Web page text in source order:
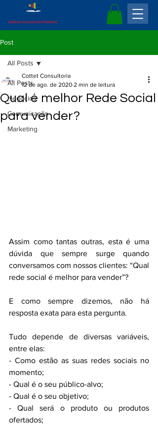
Post
All Posts
Negócios
Comunicação
Marketing
All Posts
Qual é melhor Rede Social
para vender?
Cottet Consultoria
12 de ago. de 2020 2 min de leitura
Assim como tantas outras, esta é uma
dúvida que sempre surge quando
conversamos com nossos clientes: “Qual
rede social é melhor para vender”?
E como sempre dizemos, não há
resposta exata para esta pergunta.
Tudo depende de diversas variáveis,
entre elas:
- Como estão as suas redes sociais no
momento;
- Qual é o seu público-alvo;
- Qual é o seu objetivo;
- Qual será o produto ou produtos
ofertados;